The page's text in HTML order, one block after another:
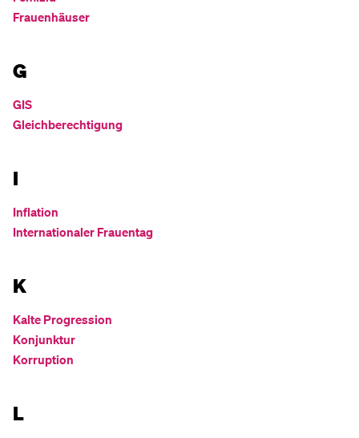
Frauenhäuser
G
GIS
Gleichberechtigung
I
Inflation
Internationaler Frauentag
K
Kalte Progression
Konjunktur
Korruption
L